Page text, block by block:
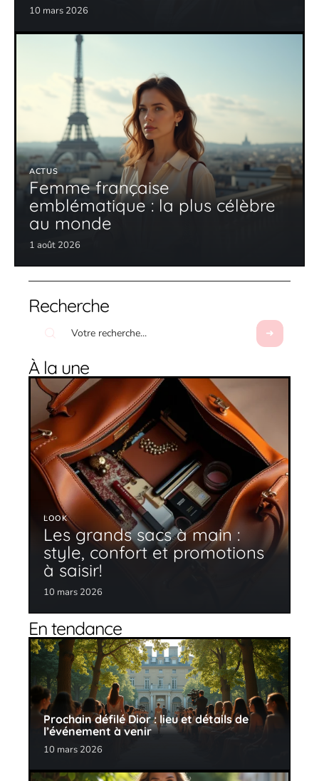
10 mars 2026
ACTUS
Femme française
emblématique : la plus célèbre
au monde
1 août 2026
Recherche
À la une
LOOK
Les grands sacs à main :
style, confort et promotions
à saisir!
10 mars 2026
En tendance
Prochain défilé Dior : lieu et détails de
l’événement à venir
10 mars 2026